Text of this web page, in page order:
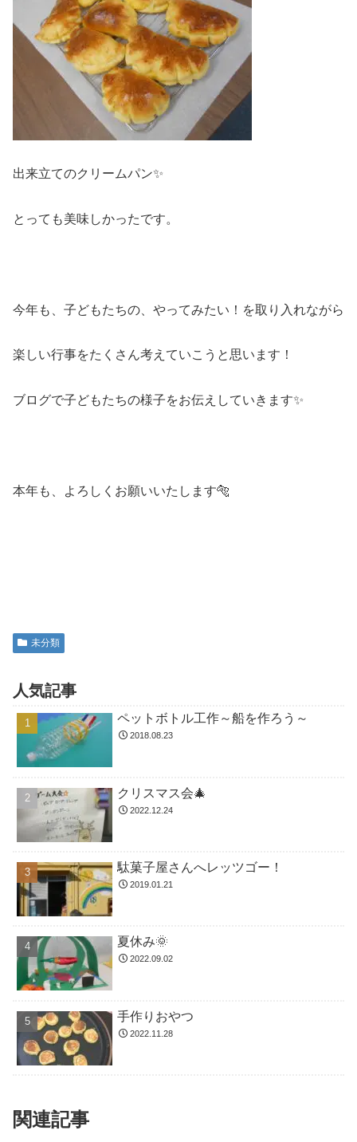
出来立てのクリームパン✨
とっても美味しかったです。
今年も、子どもたちの、やってみたい！を取り入れながら
楽しい行事をたくさん考えていこうと思います！
ブログで子どもたちの様子をお伝えしていきます✨
本年も、よろしくお願いいたします🐅
未分類
人気記事
ペットボトル工作～船を作ろう～
2018.08.23
クリスマス会🎄
2022.12.24
駄菓子屋さんへレッツゴー！
2019.01.21
夏休み🌞
2022.09.02
手作りおやつ
2022.11.28
関連記事